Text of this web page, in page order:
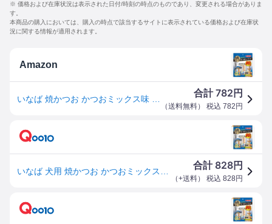
※ 価格および在庫状況は表示された日付/時刻の時点のものであり、変更される場合がありま
す。
本商品の購入においては、購入の時点で該当するサイトに表示されている価格および在庫状
況に関する情報が適用されます。
Amazon
合計782 円
（送料無料） 税込 782 円
合計 828円
（+送料） 税込 828 円